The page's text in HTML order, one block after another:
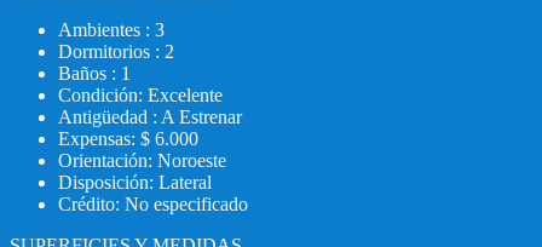
Ambientes : 3
Dormitorios : 2
Baños : 1
Condición: Excelente
Antigüedad : A Estrenar
Expensas: $ 6.000
Orientación: Noroeste
Disposición: Lateral
Crédito: No especificado